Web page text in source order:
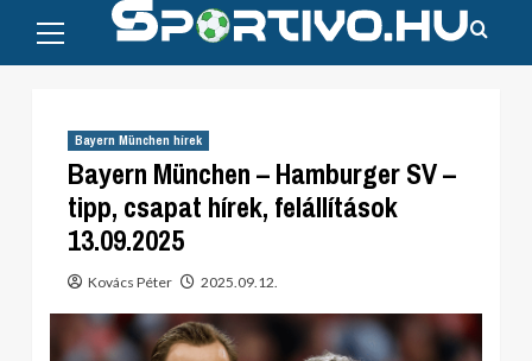
content
Menu
Bayern München hírek
Bayern München – Hamburger SV –
tipp, csapat hírek, felállítások
13.09.2025
Kovács Péter 2025.09.12.